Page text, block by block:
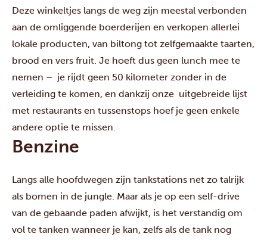
Deze winkeltjes langs de weg zijn meestal verbonden
aan de omliggende boerderijen en verkopen allerlei
lokale producten, van biltong tot zelfgemaakte taarten,
brood en vers fruit. Je hoeft dus geen lunch mee te
nemen – je rijdt geen 50 kilometer zonder in de
verleiding te komen, en dankzij onze uitgebreide lijst
met restaurants en tussenstops hoef je geen enkele
andere optie te missen.
Benzine
Langs alle hoofdwegen zijn tankstations net zo talrijk
als bomen in de jungle. Maar als je op een self-drive
van de gebaande paden afwijkt, is het verstandig om
vol te tanken wanneer je kan, zelfs als de tank nog